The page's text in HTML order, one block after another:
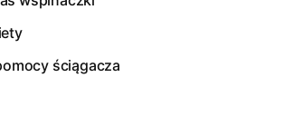
ściągacza